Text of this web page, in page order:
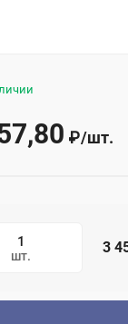
₽/шт.
шт. 3